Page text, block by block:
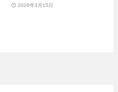
2026年3月15日